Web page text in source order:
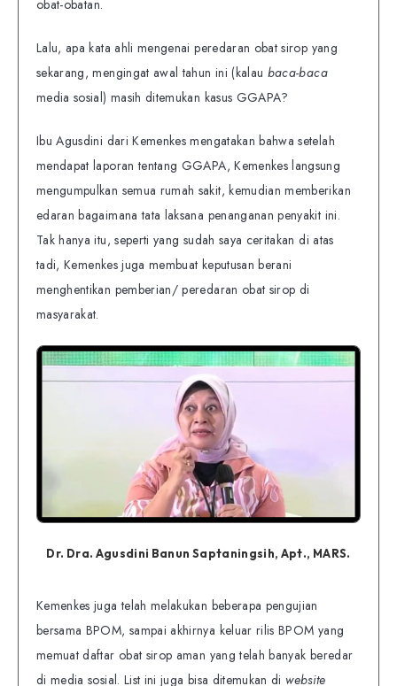
obat-obatan.
Lalu, apa kata ahli mengenai peredaran obat sirop yang
sekarang, mengingat awal tahun ini (kalau baca-baca
media sosial) masih ditemukan kasus GGAPA?
Ibu Agusdini dari Kemenkes mengatakan bahwa setelah
mendapat laporan tentang GGAPA, Kemenkes langsung
mengumpulkan semua rumah sakit, kemudian memberikan
edaran bagaimana tata laksana penanganan penyakit ini.
Tak hanya itu, seperti yang sudah saya ceritakan di atas
tadi, Kemenkes juga membuat keputusan berani
menghentikan pemberian/ peredaran obat sirop di
masyarakat.
Dr. Dra. Agusdini Banun Saptaningsih, Apt., MARS.
Kemenkes juga telah melakukan beberapa pengujian
bersama BPOM, sampai akhirnya keluar rilis BPOM yang
memuat daftar obat sirop aman yang telah banyak beredar
di media sosial. List ini juga bisa ditemukan di website